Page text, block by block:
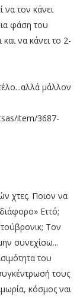
να τον κάνει
φάση του
να κάνει το 2-
μάλλον
item/3687-
χτες. Ποιον να
Εττό;
Τον
συνεχίσω...
του
τους
κόσμος ναι